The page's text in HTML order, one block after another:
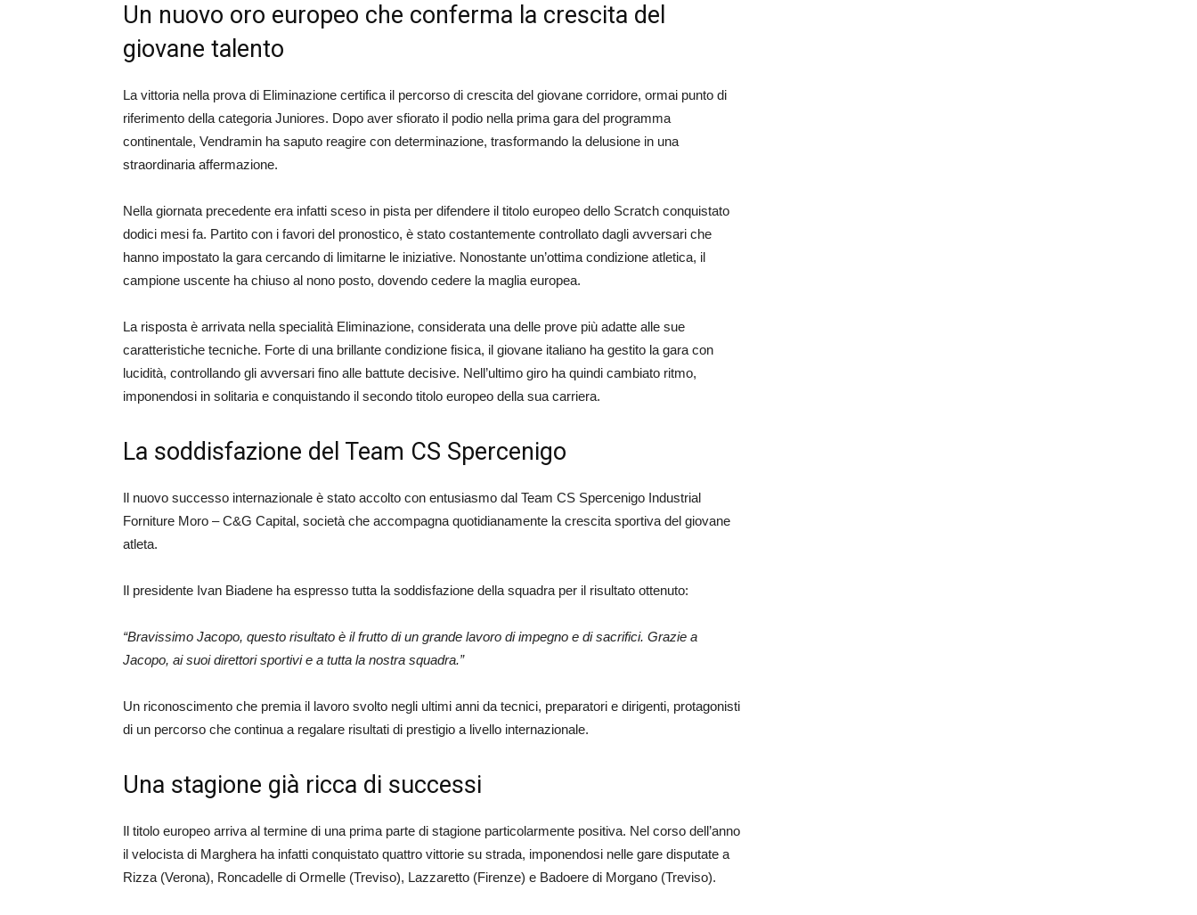
Un nuovo oro europeo che conferma la crescita del
giovane talento
La vittoria nella prova di Eliminazione certifica il percorso di crescita del giovane corridore, ormai punto di
riferimento della categoria Juniores. Dopo aver sfiorato il podio nella prima gara del programma
continentale, Vendramin ha saputo reagire con determinazione, trasformando la delusione in una
straordinaria affermazione.
Nella giornata precedente era infatti sceso in pista per difendere il titolo europeo dello Scratch conquistato
dodici mesi fa. Partito con i favori del pronostico, è stato costantemente controllato dagli avversari che
hanno impostato la gara cercando di limitarne le iniziative. Nonostante un’ottima condizione atletica, il
campione uscente ha chiuso al nono posto, dovendo cedere la maglia europea.
La risposta è arrivata nella specialità Eliminazione, considerata una delle prove più adatte alle sue
caratteristiche tecniche. Forte di una brillante condizione fisica, il giovane italiano ha gestito la gara con
lucidità, controllando gli avversari fino alle battute decisive. Nell’ultimo giro ha quindi cambiato ritmo,
imponendosi in solitaria e conquistando il secondo titolo europeo della sua carriera.
La soddisfazione del Team CS Spercenigo
Il nuovo successo internazionale è stato accolto con entusiasmo dal Team CS Spercenigo Industrial
Forniture Moro – C&G Capital, società che accompagna quotidianamente la crescita sportiva del giovane
atleta.
Il presidente Ivan Biadene ha espresso tutta la soddisfazione della squadra per il risultato ottenuto:
“Bravissimo Jacopo, questo risultato è il frutto di un grande lavoro di impegno e di sacrifici. Grazie a
Jacopo, ai suoi direttori sportivi e a tutta la nostra squadra.”
Un riconoscimento che premia il lavoro svolto negli ultimi anni da tecnici, preparatori e dirigenti, protagonisti
di un percorso che continua a regalare risultati di prestigio a livello internazionale.
Una stagione già ricca di successi
Il titolo europeo arriva al termine di una prima parte di stagione particolarmente positiva. Nel corso dell’anno
il velocista di Marghera ha infatti conquistato quattro vittorie su strada, imponendosi nelle gare disputate a
Rizza (Verona), Roncadelle di Ormelle (Treviso), Lazzaretto (Firenze) e Badoere di Morgano (Treviso).